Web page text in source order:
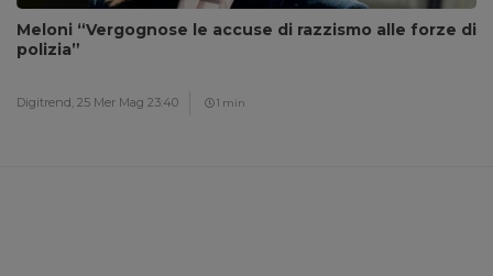
Meloni “Vergognose le accuse di razzismo alle forze di
polizia”
Digitrend, 25 Mer Mag 23:40 1 min